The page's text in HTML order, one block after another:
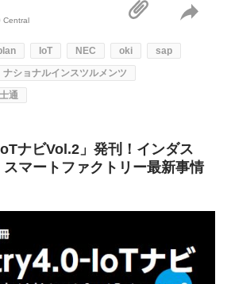
Central
IoT NEC oki
sap
ナショナルインスツルメンツ
通
ナビVol.2」発刊！インダス
スマートファクトリー最新事情